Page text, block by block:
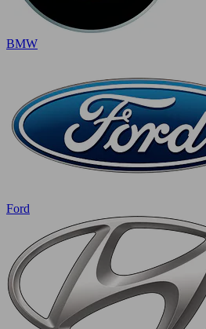
BMW
Ford